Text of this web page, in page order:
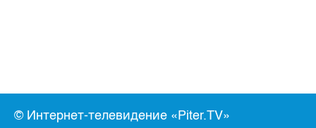
© Интернет-телевидение «Piter.TV»